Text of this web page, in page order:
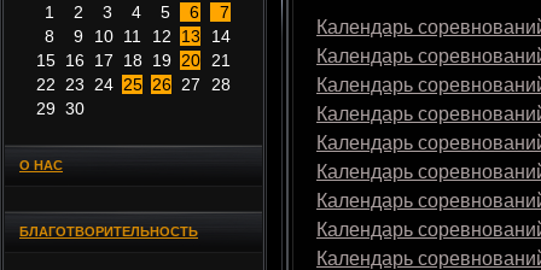
1
2 3 4 5 6
7
8
9 10 11 12 13
14
15 16 17 18 19 20
21
22
23 24 25 26 27
28
29 30
О НАС
БЛАГОТВОРИТЕЛЬНОСТЬ
Календарь
Календарь
Календарь
Календарь
Календарь
Календарь
Календарь
Календарь
Календарь